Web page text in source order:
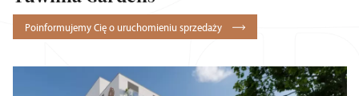
Poinformujemy Cię o uruchomieniu sprzedaży